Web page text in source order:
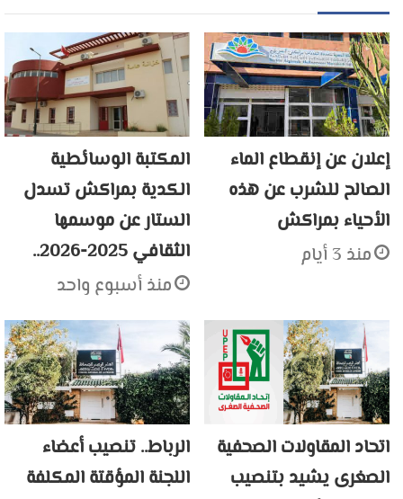
إعلان عن إنقطاع الماء
الصالح للشرب عن هذه
الأحياء بمراكش
منذ 3 أيام
المكتبة الوسائطية
الكدية بمراكش تسدل
الستار عن موسمها
الثقافي 2025-2026..
منذ أسبوع واحد
اتحاد المقاولات الصحفية
الصغرى يشيد بتنصيب
الرباط.. تنصيب أعضاء
اللجنة المؤقتة المكلفة